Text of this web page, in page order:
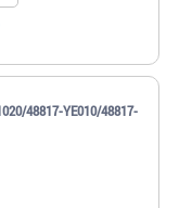
48817-YE010/48817-